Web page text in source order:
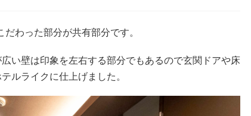
わった部分が共有部分です。
い壁は印象を左右する部分でもあるので玄関ドアや床
ルライクに仕上げました。